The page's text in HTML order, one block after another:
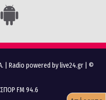
Radio powered by live24.gr | ©
FM 94.6